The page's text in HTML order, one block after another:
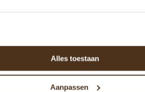
Alles toestaan
Aanpassen